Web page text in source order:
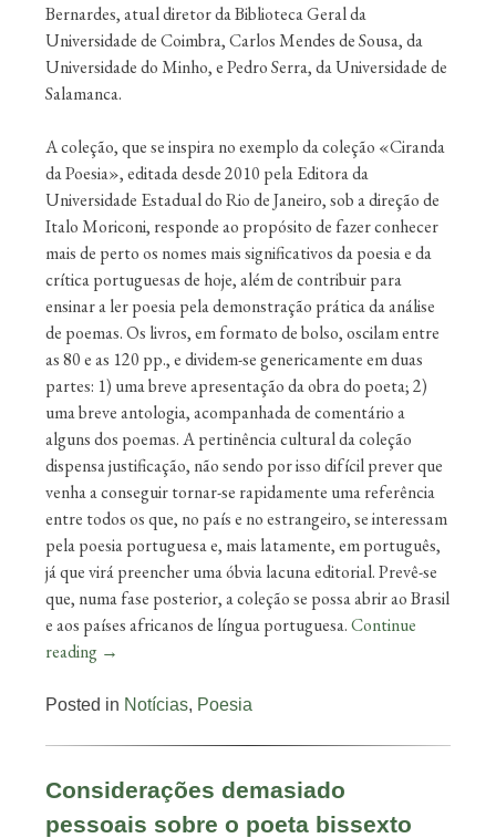
Bernardes, atual diretor da Biblioteca Geral da
Universidade de Coimbra, Carlos Mendes de Sousa, da
Universidade do Minho, e Pedro Serra, da Universidade de
Salamanca.
A coleção, que se inspira no exemplo da coleção «Ciranda
da Poesia», editada desde 2010 pela Editora da
Universidade Estadual do Rio de Janeiro, sob a direção de
Italo Moriconi, responde ao propósito de fazer conhecer
mais de perto os nomes mais significativos da poesia e da
crítica portuguesas de hoje, além de contribuir para
ensinar a ler poesia pela demonstração prática da análise
de poemas. Os livros, em formato de bolso, oscilam entre
as 80 e as 120 pp., e dividem-se genericamente em duas
partes: 1) uma breve apresentação da obra do poeta; 2)
uma breve antologia, acompanhada de comentário a
alguns dos poemas. A pertinência cultural da coleção
dispensa justificação, não sendo por isso difícil prever que
venha a conseguir tornar-se rapidamente uma referência
entre todos os que, no país e no estrangeiro, se interessam
pela poesia portuguesa e, mais latamente, em português,
já que virá preencher uma óbvia lacuna editorial. Prevê-se
que, numa fase posterior, a coleção se possa abrir ao Brasil
e aos países africanos de língua portuguesa.Continue
reading →
Posted in Notícias, Poesia
Considerações demasiado
pessoais sobre o poeta bissexto